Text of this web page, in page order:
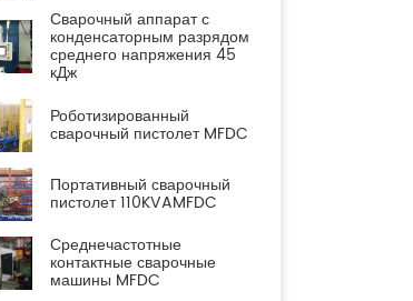
Сварочный аппарат с
конденсаторным разрядом
среднего напряжения 45
кДж
Роботизированный
сварочный пистолет MFDC
Портативный сварочный
пистолет 110KVAMFDC
Среднечастотные
контактные сварочные
машины MFDC